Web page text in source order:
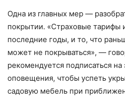
Одна из главных мер —
покрытии. «Страховые тарифы
последние годы, и то, что
может не покрываться», —
рекомендуется подписаться
оповещения, чтобы успеть
садовую мебель при